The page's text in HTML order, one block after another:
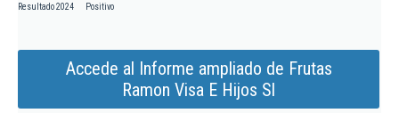
Resultado 2024 Positivo
Accede al Informe ampliado de Frutas
Ramon Visa E Hijos Sl